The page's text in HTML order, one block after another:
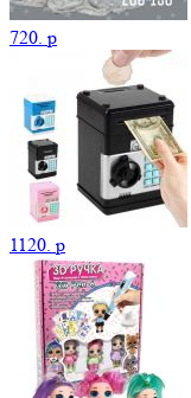
720. p
1120. p